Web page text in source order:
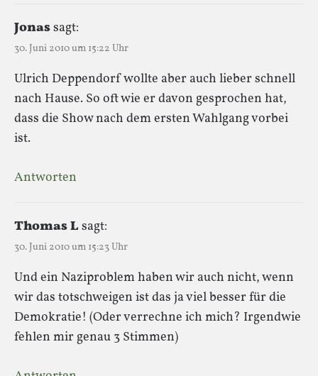
Jonassagt:
30. Juni 2010 um 15:22 Uhr
Ulrich Deppendorf wollte aber auch lieber schnell
nach Hause. So oft wie er davon gesprochen hat,
dass die Show nach dem ersten Wahlgang vorbei
ist.
Antworten
Thomas Lsagt:
30. Juni 2010 um 15:23 Uhr
Und ein Naziproblem haben wir auch nicht, wenn
wir das totschweigen ist das ja viel besser für die
Demokratie! (Oder verrechne ich mich? Irgendwie
fehlen mir genau 3 Stimmen)